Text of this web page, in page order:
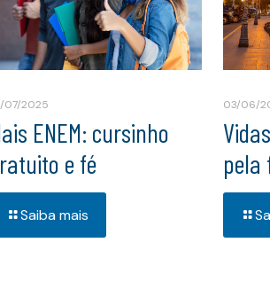
07/2025
ENEM: cursinho
e fé
Saiba mais
03/06/
pela